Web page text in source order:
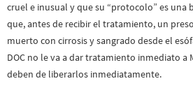
cruel e inusual y que su “protocolo” es una
que, antes de recibir el tratamiento, un
muerto con cirrosis y sangrado desde el
DOC no le va a dar tratamiento inmediato a
deben de liberarlos inmediatamente.